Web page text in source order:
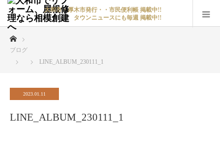
大和市・厚木市発行・・市民便利帳 掲載中!!
タウンニュースにも毎週 掲載中!!
ブログ
LINE_ALBUM_230111_1
2023.01.11
LINE_ALBUM_230111_1